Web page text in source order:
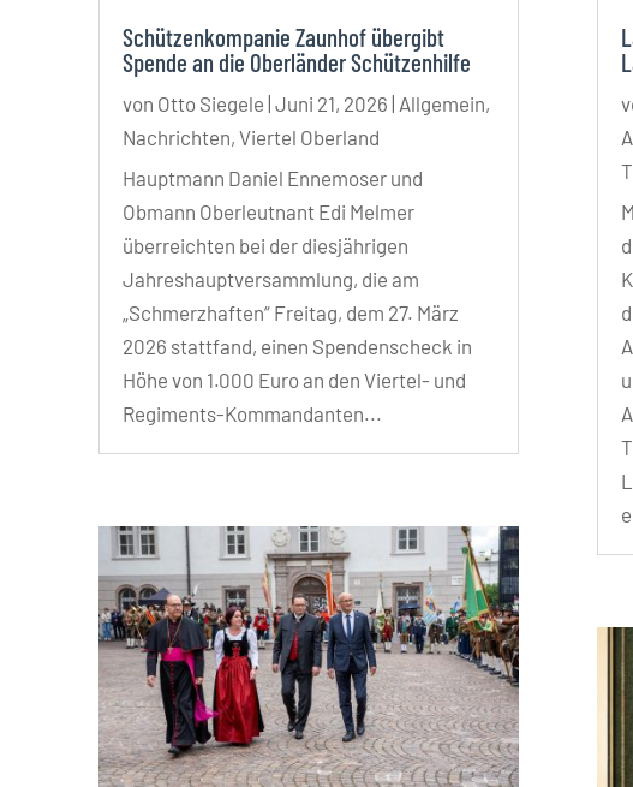
Schützenkompanie Zaunhof übergibt
Spende an die Oberländer Schützenhilfe
von Otto Siegele Juni 21, 2026 Allgemein,
Nachrichten, Viertel Oberland
Hauptmann Daniel Ennemoser und
Obmann Oberleutnant Edi Melmer
überreichten bei der diesjährigen
Jahreshauptversammlung, die am
„Schmerzhaften“ Freitag, dem 27. März
2026 stattfand, einen Spendenscheck in
Höhe von 1.000 Euro an den Viertel- und
Regiments-Kommandanten...